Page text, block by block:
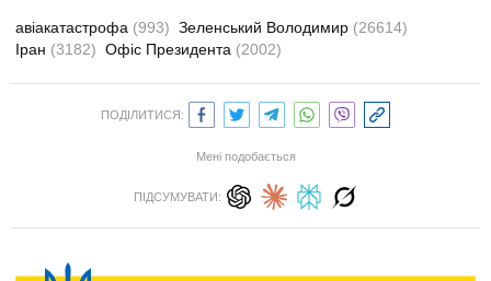
авіакатастрофа (993) Зеленський Володимир (26614)
Іран (3182) Офіс Президента (2002)
ПОДІЛИТИСЯ:
Мені подобається
ПІДСУМУВАТИ: